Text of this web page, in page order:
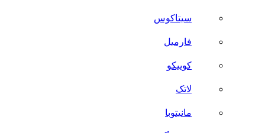
سیتاکوس
فارمیل
کوییکو
لاتک
مانیتوبا